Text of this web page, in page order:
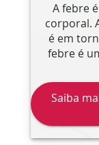
A febre
corporal.
é em
febre é
Saiba